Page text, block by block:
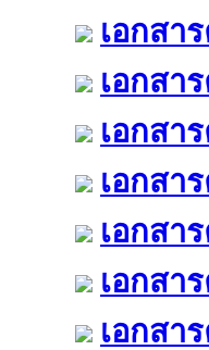
เอกสา
เอกสา
เอกสา
เอกสา
เอกสา
เอกสา
เอกสา